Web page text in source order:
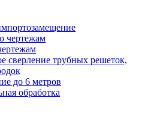
сверление трубных решеток,
до 6 метров
обработка